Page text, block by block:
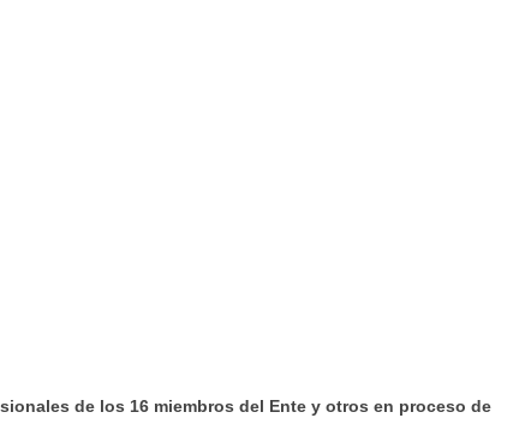
de los 16 miembros del Ente y otros en proceso de